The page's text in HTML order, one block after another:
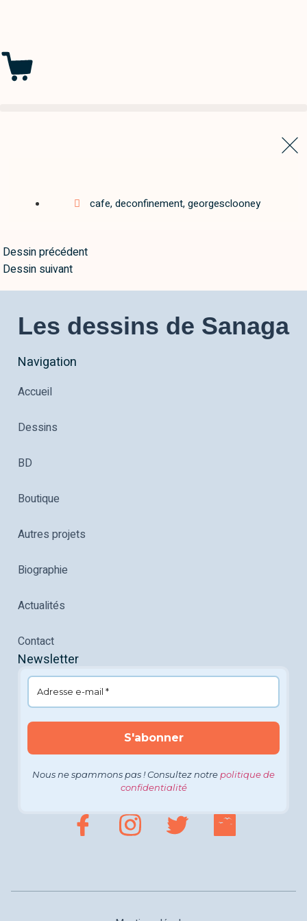
cafe,deconfinement,georgesclooney
Dessin précédent
Dessin suivant
Les dessins de Sanaga
Navigation
Accueil
Dessins
BD
Boutique
Autres projets
Biographie
Actualités
Contact
Newsletter
Nous ne spammons pas ! Consultez notrepolitique de
confidentialité